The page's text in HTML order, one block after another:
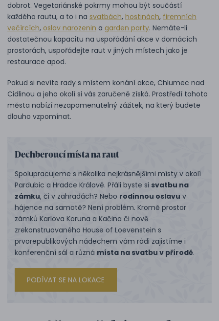
dobrot. Vegetariánské pokrmy mohou být součástí
každého rautu, a to i na svatbách, hostinách, firemních
večírcích, oslav narozenin a garden party. Nemáte-li
dostatečnou kapacitu na uspořádání akce v domácích
prostorách, uspořádejte raut v jiných místech jako je
restaurace apod.
Pokud si nevíte rady s místem konání akce, Chlumec nad
Cidlinou a jeho okolí si vás zaručeně získá. Prostředí tohoto
města nabízí nezapomenutelný zážitek, na který budete
dlouho vzpomínat.
Dechberoucí místa na raut
Spolupracujeme s několika nejkrásnějšími místy v okolí
Pardubic a Hradce Králové. Přáli byste si svatbu na
zámku, či v zahradách? Nebo rodinnou oslavu v
hájence na samotě? Není problém. Kromě prostor
zámků Karlova Koruna a Kačina či nově
zrekonstruovaného House of Loevenstein s
prvorepublikových nádechem vám rádi zajistíme i
konferenční sál a různá místa na svatbu v přírodě.
PODÍVAT SE NA LOKACE